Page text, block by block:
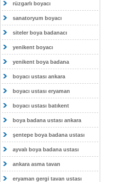
rüzgarlı boyacı
sanatoryum boyacı
siteler boya badanacı
yenikent boyacı
yenikent boya badana
boyacı ustası ankara
boyacı ustası eryaman
boyacı ustası batıkent
boya badana ustası ankara
şentepe boya badana ustası
ayvalı boya badana ustası
ankara asma tavan
eryaman gergi tavan ustası